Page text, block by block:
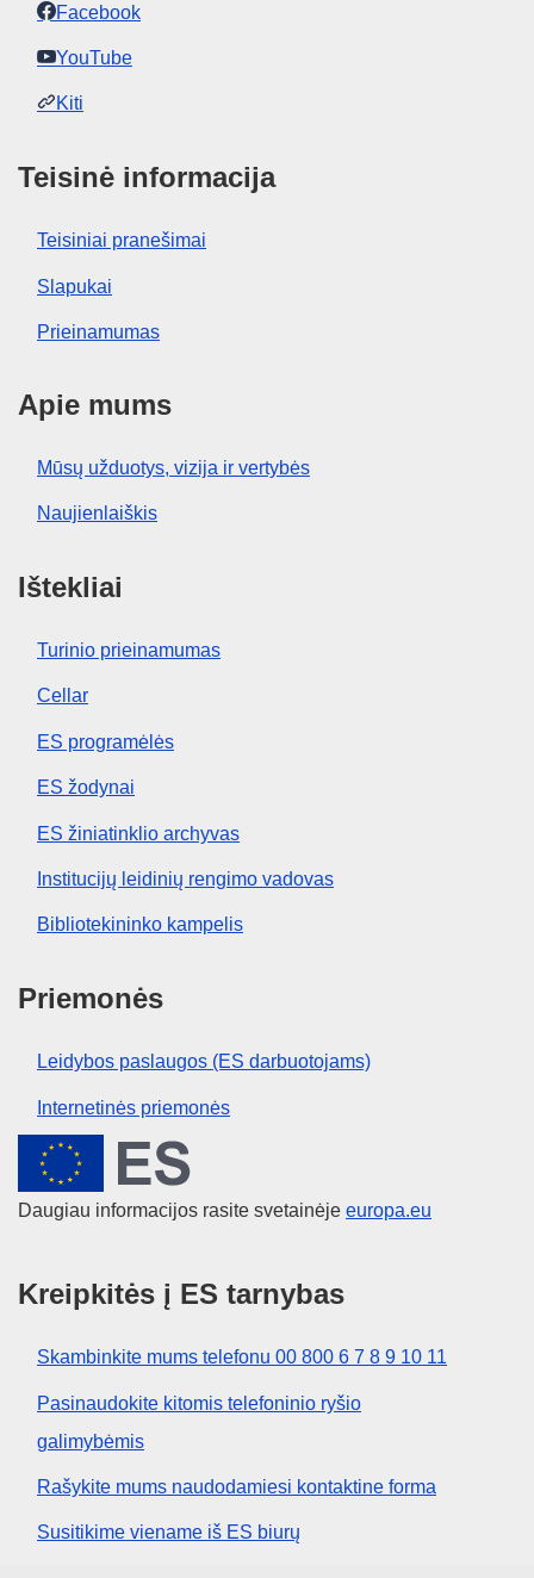
Facebook
YouTube
Kiti
Teisinė informacija
Teisiniai pranešimai
Slapukai
Prieinamumas
Apie mums
Mūsų užduotys, vizija ir vertybės
Naujienlaiškis
Ištekliai
Turinio prieinamumas
Cellar
ES programėlės
ES žodynai
ES žiniatinklio archyvas
Institucijų leidinių rengimo vadovas
Bibliotekininko kampelis
Priemonės
Leidybos paslaugos (ES darbuotojams)
Internetinės priemonės
Europos Sąjunga
Daugiau informacijos rasite svetainėje europa.eu
Kreipkitės į ES tarnybas
Skambinkite mums telefonu 00 800 6 7 8 9 10 11
Pasinaudokite kitomis telefoninio ryšio
galimybėmis
Rašykite mums naudodamiesi kontaktine forma
Susitikime viename iš ES biurų